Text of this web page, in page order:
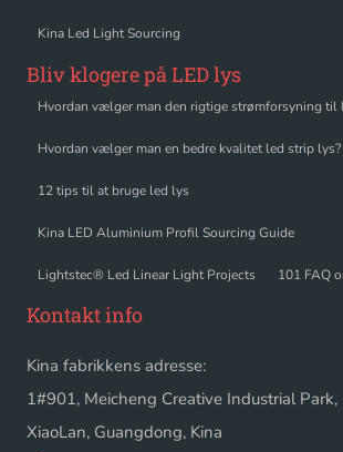
Kina Led Light Sourcing
Bliv klogere på LED lys
Hvordan vælger man den rigtige strømforsyning til
Hvordan vælger man en bedre kvalitet led strip lys?
12 tips til at bruge led lys
Kina LED Aluminium Profil Sourcing Guide
Lightstec® Led Linear Light Projects 101 FAQ
Kontakt info
Kina fabrikkens adresse:
1#901, Meicheng Creative Industrial Park,
XiaoLan, Guangdong, Kina